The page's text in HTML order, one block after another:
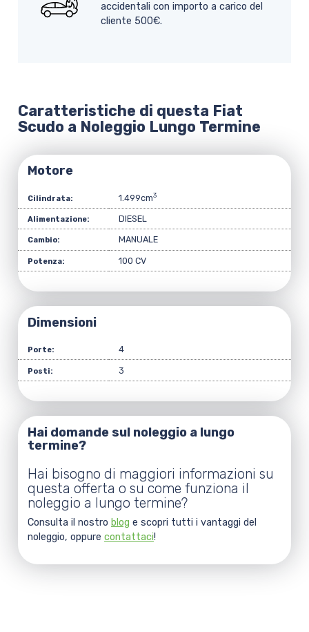
accidentali con importo a carico del
cliente 500€.
Caratteristiche di questa Fiat
Scudo a Noleggio Lungo Termine
Motore
Cilindrata: 1.499cm3
Alimentazione: DIESEL
Cambio: MANUALE
Potenza: 100 CV
Dimensioni
Porte: 4
Posti: 3
Hai domande sul noleggio a lungo
termine?
Hai bisogno di maggiori informazioni su
questa offerta o su come funziona il
noleggio a lungo termine?
Consulta il nostro blog e scopri tutti i vantaggi del
noleggio, oppure contattaci!